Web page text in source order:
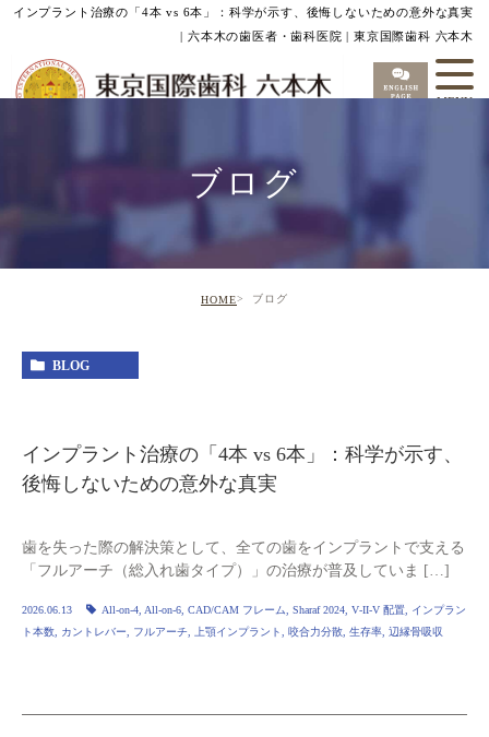
インプラント治療の「4本 vs 6本」：科学が示す、後悔しないための意外な真実
| 六本木の歯医者・歯科医院 | 東京国際歯科 六本木
ブログ
HOME ブログ
BLOG
インプラント治療の「4本 vs 6本」：科学が示す、
後悔しないための意外な真実
歯を失った際の解決策として、全ての歯をインプラントで支える
「フルアーチ（総入れ歯タイプ）」の治療が普及していま […]
2026.06.13 All‑on‑4 All‑on‑6 CAD/CAM フレーム Sharaf 2024 V‑II‑V 配置
インプラン
ト本数
カントレバー フルアーチ 上顎インプラント 咬合力分散 生存率 辺縁骨吸収